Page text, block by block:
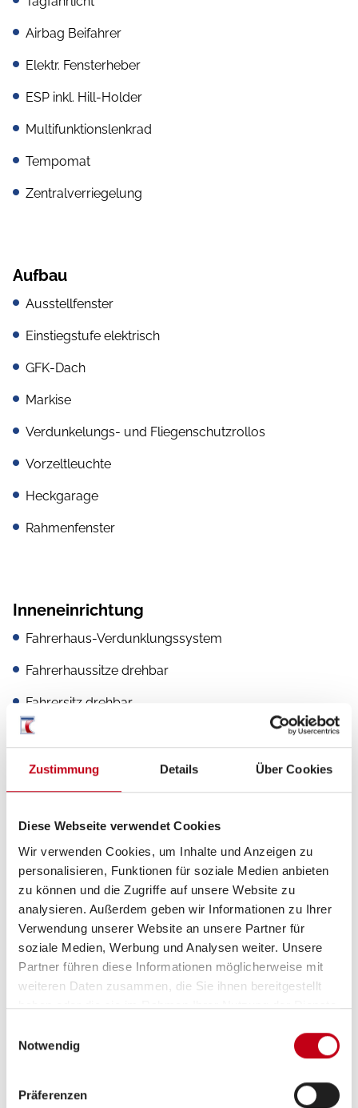
Zustimmung Details Über Cookies
Diese Webseite verwendet Cookies
Wir verwenden Cookies, um Inhalte und Anzeigen zu
personalisieren, Funktionen für soziale Medien anbieten
zu können und die Zugriffe auf unsere Website zu
analysieren. Außerdem geben wir Informationen zu Ihrer
Verwendung unserer Website an unsere Partner für
soziale Medien, Werbung und Analysen weiter. Unsere
Partner führen diese Informationen möglicherweise mit
weiteren Daten zusammen, die Sie ihnen bereitgestellt
haben oder die sie im Rahmen Ihrer Nutzung der Dienste
Notwendig
Präferenzen
Airbag Beifahrer
Elektr. Fensterheber
ESP inkl. Hill-Holder
Multifunktionslenkrad
Tempomat
Zentralverriegelung
Aufbau
Ausstellfenster
Einstiegstufe elektrisch
GFK-Dach
Markise
Verdunkelungs- und Fliegenschutzrollos
Vorzeltleuchte
Heckgarage
Rahmenfenster
Inneneinrichtung
Fahrerhaus-Verdunklungssystem
Fahrerhaussitze drehbar
Fahrersitz drehbar
Gasheizung
Küche
Kühlschrank mit Frostfach
Sanitär
Dusche